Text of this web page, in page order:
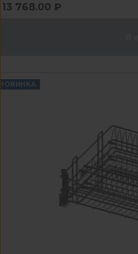
13 768.00 ₽